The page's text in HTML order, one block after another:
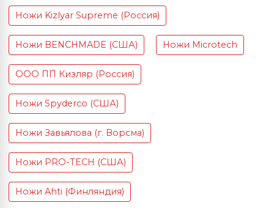
Ножи Kizlyar Supreme (Россия)
Ножи BENCHMADE (США) Ножи Microtech
ООО ПП Кизляр (Россия)
Ножи Spyderco (США)
Ножи Завьялова (г. Ворсма)
Ножи PRO-TECH (США)
Ножи Ahti (Финляндия)